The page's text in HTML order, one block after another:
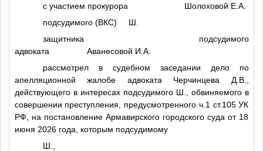
с участием прокурора Шолоховой Е.А.
подсудимого (ВКС) Ш.
защитника подсудимого
адвоката Аванесовой И.А.
рассмотрел в судебном заседании дело по
апелляционной жалобе адвоката Черчинцева Д.В.,
действующего в интересах подсудимого Ш.
, обвиняемого в
совершении преступления, предусмотренного ч.1 ст.105 УК
РФ, на постановление Армавирского городского суда от 18
июня 2026 года, которым подсудимому
Ш.